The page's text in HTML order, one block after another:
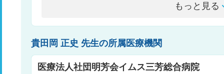
もっと見る
貴田岡 正史 先生の所属医療機関
医療法人社団明芳会イムス三芳総合病院